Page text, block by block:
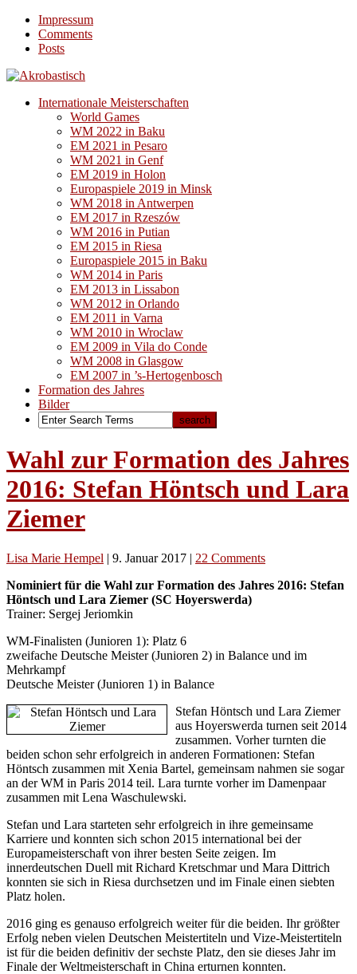
Impressum
Comments
Posts
Internationale Meisterschaften
World Games
WM 2022 in Baku
EM 2021 in Pesaro
WM 2021 in Genf
EM 2019 in Holon
Europaspiele 2019 in Minsk
WM 2018 in Antwerpen
EM 2017 in Rzeszów
WM 2016 in Putian
EM 2015 in Riesa
Europaspiele 2015 in Baku
WM 2014 in Paris
EM 2013 in Lissabon
WM 2012 in Orlando
EM 2011 in Varna
WM 2010 in Wroclaw
EM 2009 in Vila do Conde
WM 2008 in Glasgow
EM 2007 in ’s-Hertogenbosch
Formation des Jahres
Bilder
Wahl zur Formation des Jahres
2016: Stefan Höntsch und Lara
Ziemer
Lisa Marie Hempel | 9. Januar 2017 | 22 Comments
Nominiert für die Wahl zur Formation des Jahres 2016: Stefan
Höntsch und Lara Ziemer (SC Hoyerswerda)
Trainer: Sergej Jeriomkin
WM-Finalisten (Junioren 1): Platz 6
zweifache Deutsche Meister (Junioren 2) in Balance und im
Mehrkampf
Deutsche Meister (Junioren 1) in Balance
Stefan Höntsch und Lara Ziemer
aus Hoyerswerda turnen seit 2014
zusammen. Vorher turnten die
beiden schon sehr erfolgreich in anderen Formationen: Stefan
Höntsch zusammen mit Xenia Bartel, gemeinsam nahmen sie sogar
an der WM in Paris 2014 teil. Lara turnte vorher im Damenpaar
zusammen mit Lena Waschulewski.
Stefan und Lara starteten sehr erfolgreich in ihre gemeinsame
Karriere und konnten sich schon 2015 international bei der
Europameisterschaft von ihrer besten Seite zeigen. Im
innerdeutschen Duell mit Richard Kretschmar und Mara Dittrich
konnten sie sich in Riesa durchsetzen und im Finale einen siebten
Platz holen.
2016 ging es genauso erfolgreich weiter für die beiden. Ihr größter
Erfolg neben vielen Deutschen Meistertiteln und Vize-Meistertiteln
ist für die beiden definitiv der sechste Platz, den sie dieses Jahr im
Finale der Weltmeisterschaft in China erturnen konnten.